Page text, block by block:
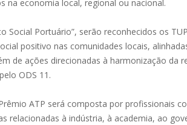
na economia local, regional ou nacional.
Social Portuário”, serão reconhecidos os
positivo nas comunidades locais,
de ações direcionadas à harmonização da
ODS 11.
ATP será composta por profissionais
relacionadas à indústria, à academia, ao